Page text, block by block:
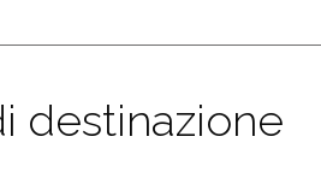
destinazione